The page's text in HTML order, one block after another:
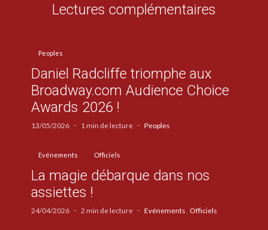
Lectures complémentaires
Peoples
Daniel Radcliffe triomphe aux
Broadway.com Audience Choice
Awards 2026 !
13/05/2026 1 min de lecture Peoples
Evénements Officiels
La magie débarque dans nos
assiettes !
24/04/2026 2 min de lecture Evénements Officiels